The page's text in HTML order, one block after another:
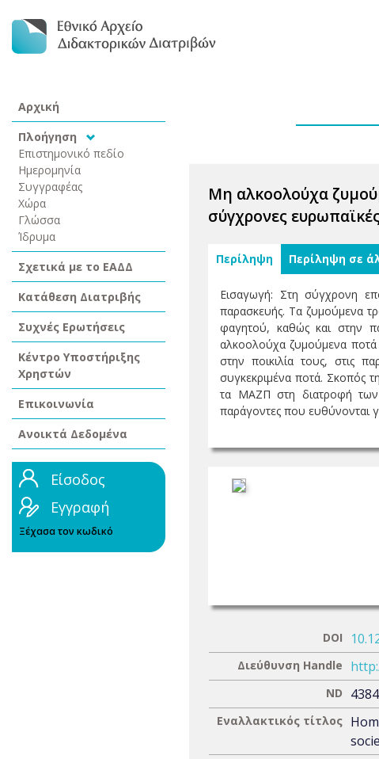
Αρχική
Πλοήγηση
Επιστημονικό πεδίο
Ημερομηνία
Συγγραφέας
Χώρα
Γλώσσα
Ίδρυμα
Σχετικά με το ΕΑΔΔ
Κατάθεση Διατριβής
Συχνές Ερωτήσεις
Κέντρο Υποστήριξης
Χρηστών
Επικοινωνία
Ανοικτά Δεδομένα
Είσοδος
Εγγραφή
Ξέχασα τον κωδικό
Μη αλκοολούχα
σύγχρονες
Περίληψη Περίληψη σε
Εισαγωγή: Στη σύγχρονη
παρασκευής. Τα ζυμούμενα
φαγητού, καθώς και στην
αλκοολούχα ζυμούμενα
στην ποικιλία τους, στις
συγκεκριμένα ποτά. Σκοπός
τα ΜΑΖΠ στη διατροφή των
παράγοντες που ευθύνονται
DOI
Διεύθυνση Handle
ND
Εναλλακτικός τίτλος